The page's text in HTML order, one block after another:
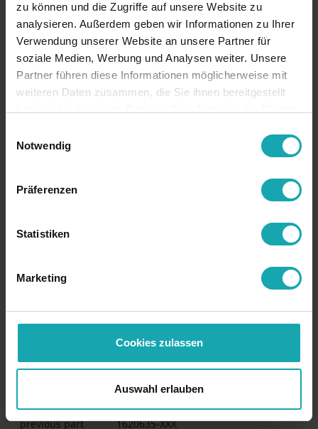
zu können und die Zugriffe auf unsere Website zu
analysieren. Außerdem geben wir Informationen zu Ihrer
Verwendung unserer Website an unsere Partner für
soziale Medien, Werbung und Analysen weiter. Unsere
Partner führen diese Informationen möglicherweise mit
weiteren Daten zusammen, die Sie ihnen bereitgestellt
Notwendig
Präferenzen
Statistiken
Marketing
Cookies zulassen
Auswahl erlauben
Request
samples
Request price
country of origin Germany
number
PVC
previous part
1620635-XXX